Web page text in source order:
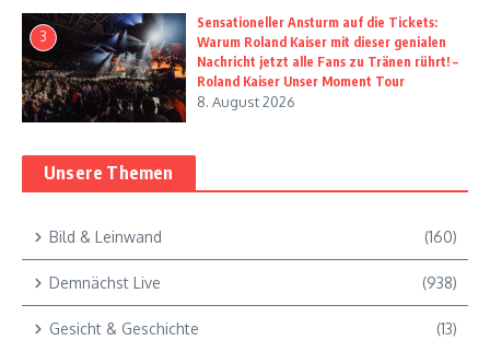
3
Sensationeller Ansturm auf die Tickets:
Warum Roland Kaiser mit dieser genialen
Nachricht jetzt alle Fans zu Tränen rührt! –
Roland Kaiser Unser Moment Tour
8. August 2026
Unsere Themen
Bild & Leinwand (160)
Demnächst Live (938)
Gesicht & Geschichte (13)